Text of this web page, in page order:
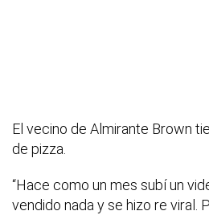
El vecino de Almirante Brown
de pizza.
“Hace como un mes subí un
vendido nada y se hizo re viral.